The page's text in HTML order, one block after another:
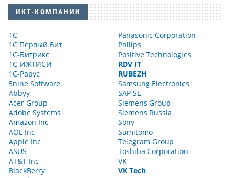
ИКТ-КОМПАНИИ
1С
1С Первый Бит
1С-Битрикс
1С-ИЖТИСИ
1С-Рарус
5nine Software
Abbyy
Acer Group
Adobe Systems
Amazon Inc
AOL Inc
Apple Inc
ASUS
AT&T Inc
BlackBerry
Panasonic Corporation
Philips
Positive Technologies
RDV IT
RUBEZH
Samsung Electronics
SAP SE
Siemens Group
Siemens Russia
Sony
Sumitomo
Telegram Group
Toshiba Corporation
VK
VK Tech